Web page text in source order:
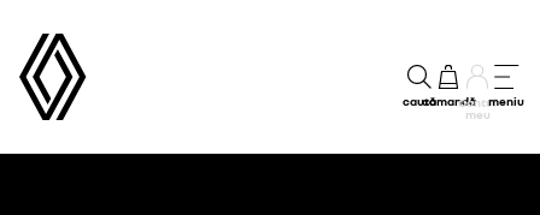
cautăcomandăContul
meu
meniu